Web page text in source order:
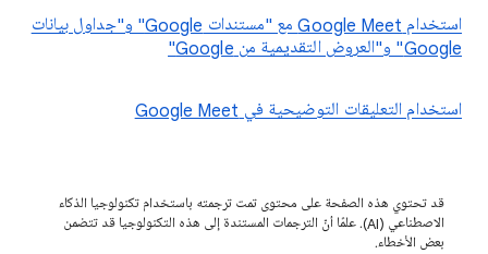
استخدام Google Meet مع "مستندات Google" و"جداول بيانات
Google" و"العروض التقديمية من Google"
استخدام التعليقات التوضيحية في Google Meet
قد تحتوي هذه الصفحة على محتوى تمت ترجمته باستخدام تكنولوجيا الذكاء
الاصطناعي (AI). علمًا أنّ الترجمات المستندة إلى هذه التكنولوجيا قد تتضمن
بعض الأخطاء.